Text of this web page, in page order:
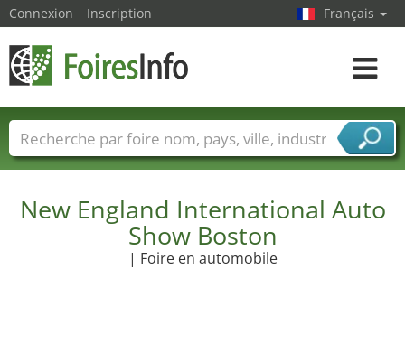
New England International Auto
Show Boston
| Foire en automobile
Connexion Inscription Français
Toggle
Foire noms Pays Villes
Secteurs de foire